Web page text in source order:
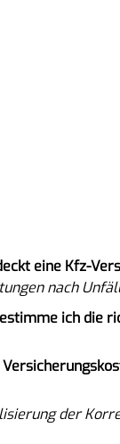
eine Kfz-
nach
ich die
der